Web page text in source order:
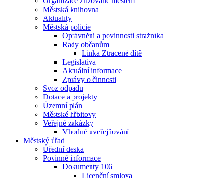
Městská knihovna
Aktuality
Městská policie
Oprávnění a povinnosti strážníka
Rady občanům
Linka Ztracené dítě
Legislativa
Aktuální informace
Zprávy o činnosti
Svoz odpadu
Dotace a projekty
Územní plán
Městské hřbitovy
Veřejné zakázky
Vhodné uveřejňování
Městský úřad
Úřední deska
Povinné informace
Dokumenty 106
Licenční smlova